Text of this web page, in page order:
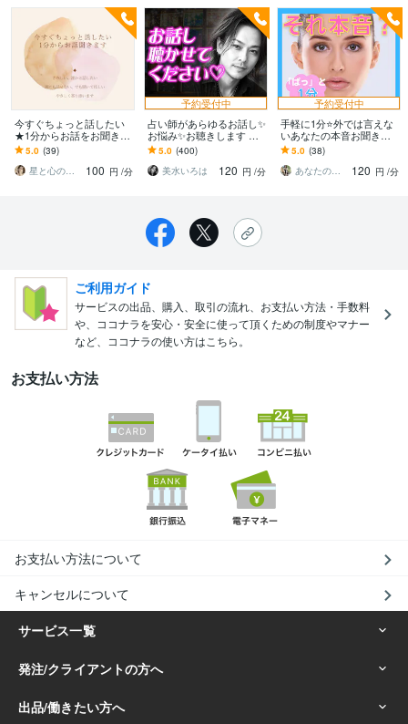
今すぐちょっと話したい
★1分からお話をお聞きし
ます LGBTQ｜誰にも話せ
ない｜でも聞いてほしい
｜
5.0 (39)
星と心のセラピスト✧ Asami
100 円 /分
予約受付中
占い師があらゆるお話し✨
お悩み✨お聴きします 話
して楽になりましょう✨心
の荷物を置いていってく
ださい✨
5.0 (400)
美水いろは
120 円 /分
予約受付中
手軽に1分⭐外では言えな
いあなたの本音お聞きし
ます 癒やし力・共感力あ
るHSP×ADHDのビジネス
パーソン
5.0 (38)
あなたのサポーター⭐えみ
120 円 /分
ご利用ガイド
サービスの出品、購入、取引の流れ、お支払い方法・手数料
や、ココナラを安心・安全に使って頂くための制度やマナー
など、ココナラの使い方はこちら。
お支払い方法
お支払い方法について
キャンセルについて